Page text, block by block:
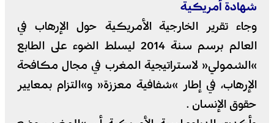
شهادة أمريكية
وجاء تقرير الخارجية الأمريكية حول الإرهاب في
العالم برسم سنة 2014 ليسلط الضوء على الطابع
»الشمولي« لاستراتيجية المغرب في مجال مكافحة
الإرهاب، في إطار »شفافية معززة« و»التزام بمعايير
حقوق الإنسان .